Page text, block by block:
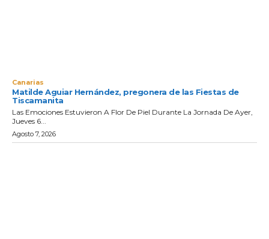
Canarias
Matilde Aguiar Hernández, pregonera de las Fiestas de
Tiscamanita
Las Emociones Estuvieron A Flor De Piel Durante La Jornada De Ayer,
Jueves 6...
Agosto 7, 2026